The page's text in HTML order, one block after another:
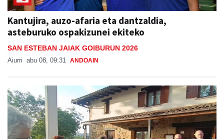
Kantujira, auzo-afaria eta dantzaldia,
asteburuko ospakizunei ekiteko
SAN ESTEBAN JAIAK GOIBURUN 2026
Aiurri abu 08, 09:31 ANDOAIN